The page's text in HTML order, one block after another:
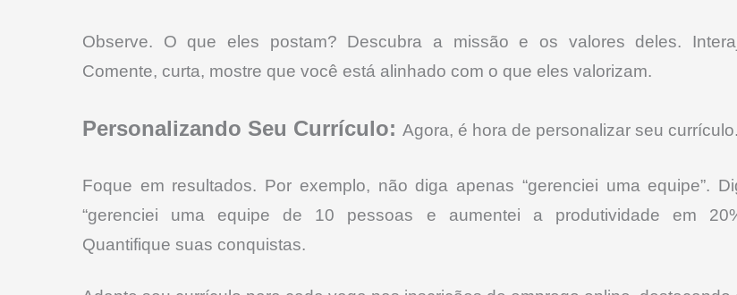
Observe. O que eles postam? Descubra a missão e os valores deles.
Comente, curta, mostre que você está alinhado com o que eles valorizam.
Personalizando Seu Currículo: Agora, é hora de personalizar seu currículo.
Foque em resultados. Por exemplo, não diga apenas “gerenciei uma equipe”.
“gerenciei uma equipe de 10 pessoas e aumentei a produtividade em
Quantifique suas conquistas.